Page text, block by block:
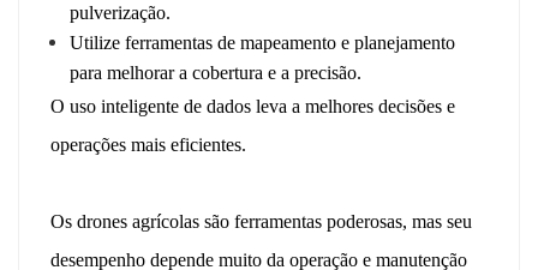
pulverização.
Utilize ferramentas de mapeamento e planejamento
para melhorar a cobertura e a precisão.
O uso inteligente de dados leva a melhores decisões e
operações mais eficientes.
Os drones agrícolas são ferramentas poderosas, mas seu
desempenho depende muito da operação e manutenção